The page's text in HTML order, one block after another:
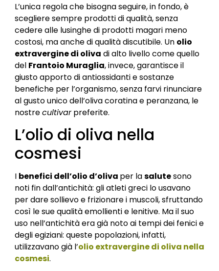
L’unica regola che bisogna seguire, in fondo, è
scegliere sempre prodotti di qualità, senza
cedere alle lusinghe di prodotti magari meno
costosi, ma anche di qualità discutibile. Un olio
extravergine di oliva di alto livello come quello
del Frantoio Muraglia, invece, garantisce il
giusto apporto di antiossidanti e sostanze
benefiche per l’organismo, senza farvi rinunciare
al gusto unico dell’oliva coratina e peranzana, le
nostrecultivarpreferite.
L’olio di oliva nella
cosmesi
I benefici dell’olio d’oliva per lasalutesono
noti fin dall’antichità: gli atleti greci lo usavano
per dare sollievo e frizionare i muscoli, sfruttando
così le sue qualità emollienti e lenitive. Ma il suo
uso nell’antichità era già noto ai tempi dei fenici e
degli egiziani: queste popolazioni, infatti,
utilizzavano già l’olio extravergine di oliva nella
cosmesi.